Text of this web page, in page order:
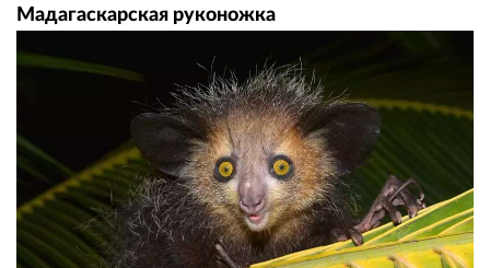
Мадагаскарская руконожка